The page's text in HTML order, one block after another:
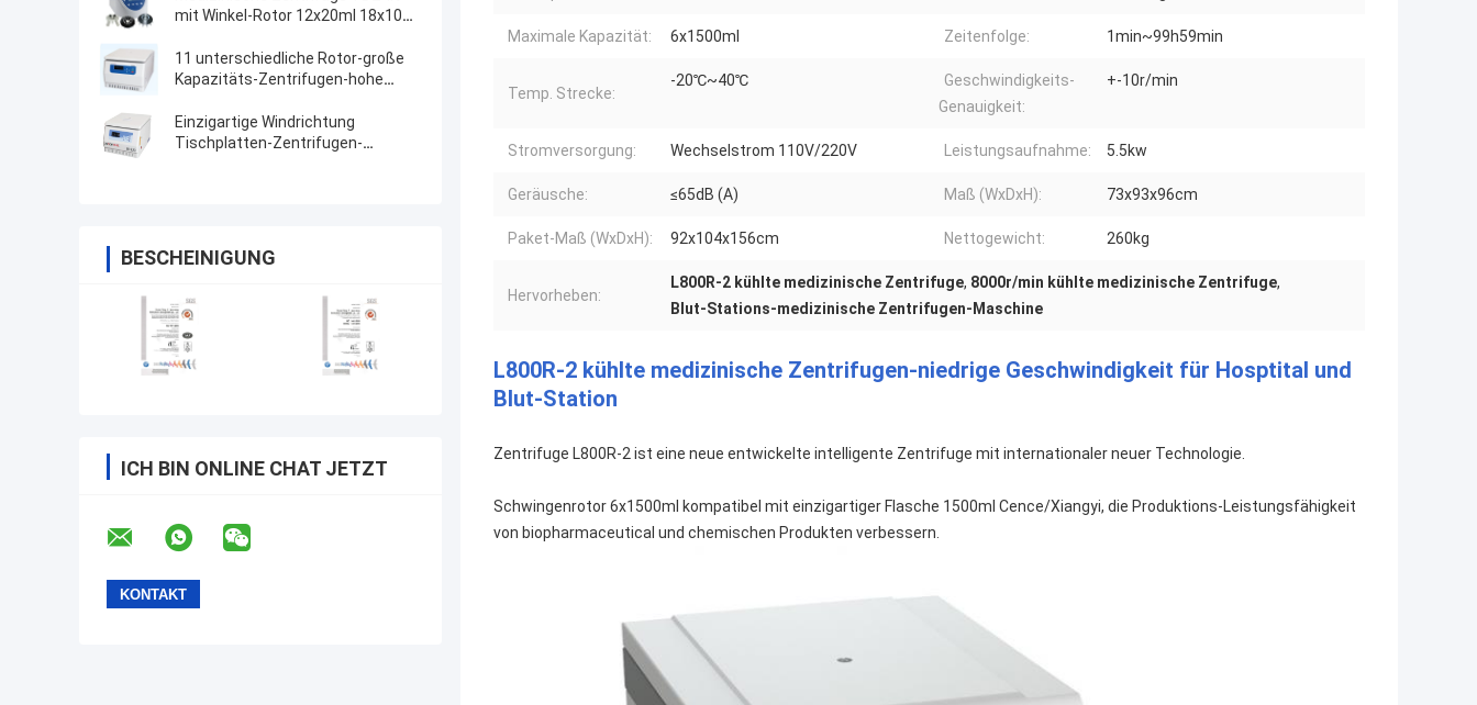
mit Winkel-Rotor 12x20ml 18x10ml
11 unterschiedliche Rotor-große
Kapazitäts-Zentrifugen-hohe
Einzigartige Windrichtung
Tischplatten-Zentrifugen-
BESCHEINIGUNG
ICH BIN ONLINE CHAT JETZT
Maximale Kapazität: 6x1500ml Zeitenfolge: 1min~99h59min
Temp. Strecke:
-20℃~40℃
Geschwindigkeits-
Genauigkeit:
+-10r/min
Stromversorgung: Wechselstrom 110V/220V Leistungsaufnahme: 5.5kw
Geräusche: ≤65dB (A) Maß (WxDxH): 73x93x96cm
Paket-Maß (WxDxH): 92x104x156cm Nettogewicht: 260kg
Hervorheben:
L800R-2 kühlte medizinische Zentrifuge, 8000r/min kühlte medizinische Zentrifuge,
Blut-Stations-medizinische Zentrifugen-Maschine
L800R-2 kühlte medizinische Zentrifugen-niedrige Geschwindigkeit für Hosptital und
Blut-Station
Zentrifuge L800R-2 ist eine neue entwickelte intelligente Zentrifuge mit internationaler neuer Technologie.
Schwingenrotor 6x1500ml kompatibel mit einzigartiger Flasche 1500ml Cence/Xiangyi, die Produktions-Leistungsfähigkeit
von biopharmaceutical und chemischen Produkten verbessern.